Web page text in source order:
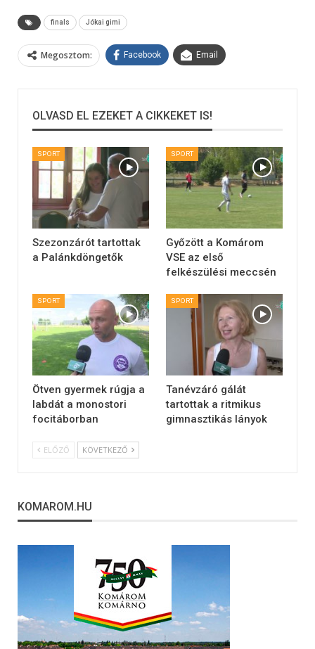
finals Jókai gimi
Megosztom: Facebook Email
OLVASD EL EZEKET A CIKKEKET IS!
SPORT
Szezonzárót tartottak
a Palánkdöngetők
SPORT
Győzött a Komárom
VSE az első
felkészülési meccsén
SPORT
Ötven gyermek rúgja a
labdát a monostori
focitáborban
SPORT
Tanévzáró gálát
tartottak a ritmikus
gimnasztikás lányok
ELŐZŐ KÖVETKEZŐ
KOMAROM.HU